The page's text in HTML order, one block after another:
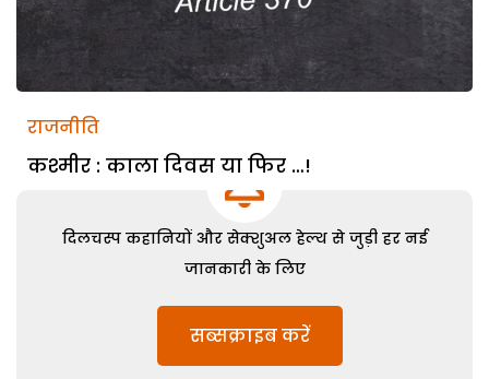
राजनीति
कश्मीर : काला दिवस या फिर …!
दिलचस्प कहानियों और सेक्शुअल हेल्थ से जुड़ी हर नई
जानकारी के लिए
सब्सक्राइब करें